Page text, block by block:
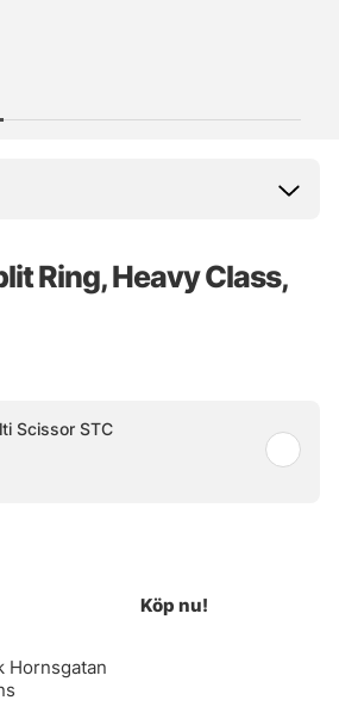
Ring, Heavy Class,
Scissor STC
Köp nu!
Hornsgatan